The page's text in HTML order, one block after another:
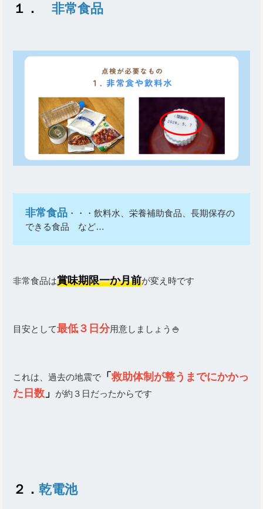
１．非常食品
非常食品 ・・・飲料水、栄養補助食品、長期保存の
できる食品 など…
非常食品は賞味期限一か月前が変え時です
目安として最低３日分用意しましょう🍚
これは、過去の地震で 「救助体制が整うまでにかかっ
た日数 」 が約３日だったからです
２．乾電池